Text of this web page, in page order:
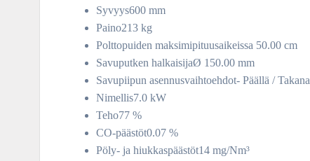
Syvyys600 mm
Paino213 kg
Polttopuiden maksimipituusaikeissa 50.00 cm
Savuputken halkaisijaØ 150.00 mm
Savupiipun asennusvaihtoehdot- Päällä / Takana
Nimellis7.0 kW
Teho77 %
CO-päästöt0.07 %
Pöly- ja hiukkaspäästöt14 mg/Nm³